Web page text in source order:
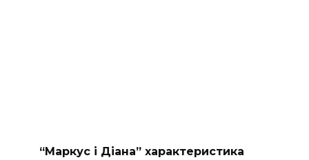
“Маркус і Діана” характеристика